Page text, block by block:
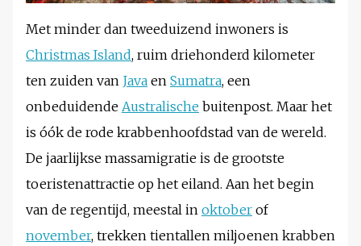
Met minder dan tweeduizend inwoners is
Christmas Island, ruim driehonderd kilometer
ten zuiden van Java en Sumatra, een
onbeduidende Australische buitenpost. Maar het
is óók de rode krabbenhoofdstad van de wereld.
De jaarlijkse massamigratie is de grootste
toeristenattractie op het eiland. Aan het begin
van de regentijd, meestal in oktober of
november, trekken tientallen miljoenen krabben